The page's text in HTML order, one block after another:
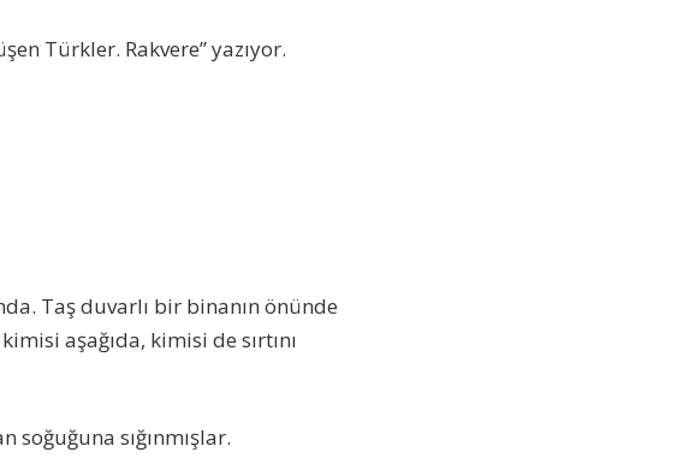
Türkler. Rakvere” yazıyor.
Taş duvarlı bir binanın önünde
aşağıda, kimisi de sırtını
soğuğuna sığınmışlar.